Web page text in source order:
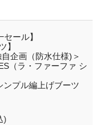
セール】
】
企画（防水仕様)＞
（ラ・ファーファ シ
ンプル編上げブーツ
)